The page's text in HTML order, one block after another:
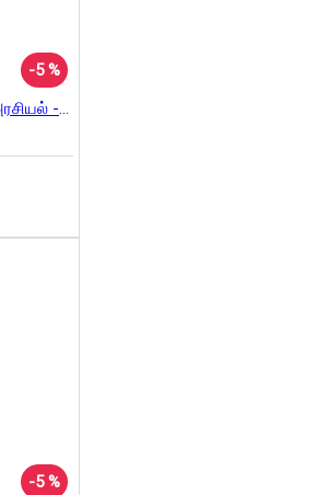
-5 %
சீக்கியர்கள்: மதம் - அரசியல் - வரலாறு
-5 %